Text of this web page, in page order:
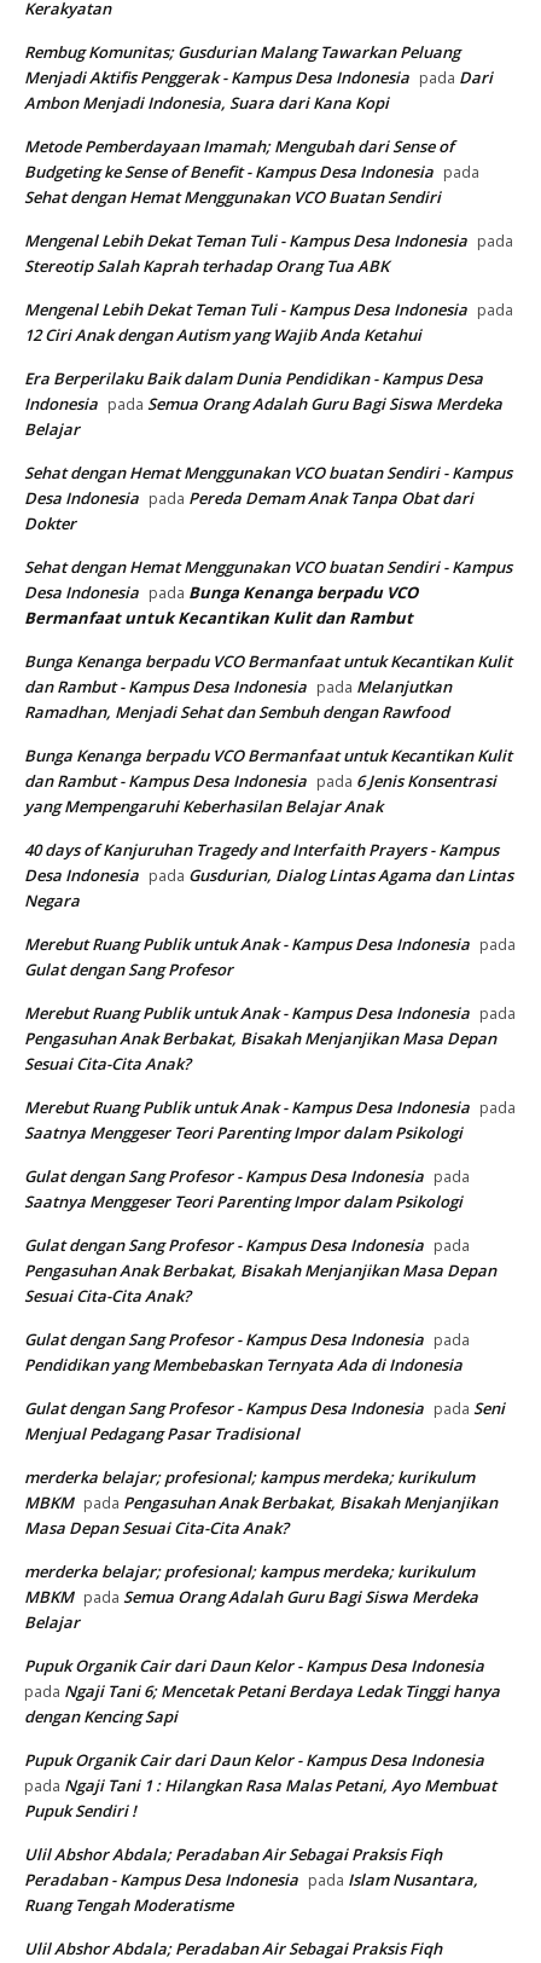
Kerakyatan
Rembug Komunitas; Gusdurian Malang Tawarkan Peluang
Menjadi Aktifis Penggerak - Kampus Desa Indonesia pada Dari
Ambon Menjadi Indonesia, Suara dari Kana Kopi
Metode Pemberdayaan Imamah; Mengubah dari Sense of
Budgeting ke Sense of Benefit - Kampus Desa Indonesia pada
Sehat dengan Hemat Menggunakan VCO Buatan Sendiri
Mengenal Lebih Dekat Teman Tuli - Kampus Desa Indonesia pada
Stereotip Salah Kaprah terhadap Orang Tua ABK
Mengenal Lebih Dekat Teman Tuli - Kampus Desa Indonesia pada
12 Ciri Anak dengan Autism yang Wajib Anda Ketahui
Era Berperilaku Baik dalam Dunia Pendidikan - Kampus Desa
Indonesia pada Semua Orang Adalah Guru Bagi Siswa Merdeka
Belajar
Sehat dengan Hemat Menggunakan VCO buatan Sendiri - Kampus
Desa Indonesia pada Pereda Demam Anak Tanpa Obat dari
Dokter
Sehat dengan Hemat Menggunakan VCO buatan Sendiri - Kampus
Desa Indonesia pada Bunga Kenanga berpadu VCO
Bermanfaat untuk Kecantikan Kulit dan Rambut
Bunga Kenanga berpadu VCO Bermanfaat untuk Kecantikan Kulit
dan Rambut - Kampus Desa Indonesia pada Melanjutkan
Ramadhan, Menjadi Sehat dan Sembuh dengan Rawfood
Bunga Kenanga berpadu VCO Bermanfaat untuk Kecantikan Kulit
dan Rambut - Kampus Desa Indonesia pada 6 Jenis Konsentrasi
yang Mempengaruhi Keberhasilan Belajar Anak
40 days of Kanjuruhan Tragedy and Interfaith Prayers - Kampus
Desa Indonesia pada Gusdurian, Dialog Lintas Agama dan Lintas
Negara
Merebut Ruang Publik untuk Anak - Kampus Desa Indonesia pada
Gulat dengan Sang Profesor
Merebut Ruang Publik untuk Anak - Kampus Desa Indonesia pada
Pengasuhan Anak Berbakat, Bisakah Menjanjikan Masa Depan
Sesuai Cita-Cita Anak?
Merebut Ruang Publik untuk Anak - Kampus Desa Indonesia pada
Saatnya Menggeser Teori Parenting Impor dalam Psikologi
Gulat dengan Sang Profesor - Kampus Desa Indonesia pada
Saatnya Menggeser Teori Parenting Impor dalam Psikologi
Gulat dengan Sang Profesor - Kampus Desa Indonesia pada
Pengasuhan Anak Berbakat, Bisakah Menjanjikan Masa Depan
Sesuai Cita-Cita Anak?
Gulat dengan Sang Profesor - Kampus Desa Indonesia pada
Pendidikan yang Membebaskan Ternyata Ada di Indonesia
Gulat dengan Sang Profesor - Kampus Desa Indonesia pada Seni
Menjual Pedagang Pasar Tradisional
merderka belajar; profesional; kampus merdeka; kurikulum
MBKM pada Pengasuhan Anak Berbakat, Bisakah Menjanjikan
Masa Depan Sesuai Cita-Cita Anak?
merderka belajar; profesional; kampus merdeka; kurikulum
MBKM pada Semua Orang Adalah Guru Bagi Siswa Merdeka
Belajar
Pupuk Organik Cair dari Daun Kelor - Kampus Desa Indonesia
pada Ngaji Tani 6; Mencetak Petani Berdaya Ledak Tinggi hanya
dengan Kencing Sapi
Pupuk Organik Cair dari Daun Kelor - Kampus Desa Indonesia
pada Ngaji Tani 1 : Hilangkan Rasa Malas Petani, Ayo Membuat
Pupuk Sendiri !
Ulil Abshor Abdala; Peradaban Air Sebagai Praksis Fiqh
Peradaban - Kampus Desa Indonesia pada Islam Nusantara,
Ruang Tengah Moderatisme
Ulil Abshor Abdala; Peradaban Air Sebagai Praksis Fiqh